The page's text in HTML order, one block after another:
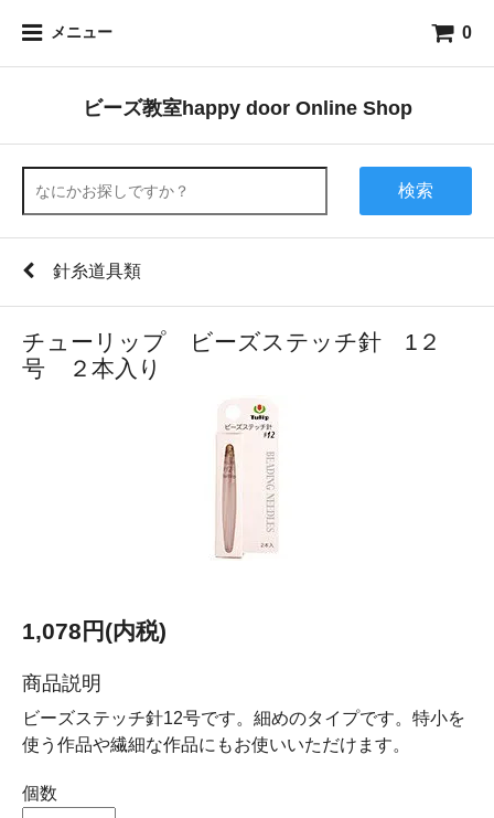
メニュー 0
ビーズ教室happy door Online Shop
検索
針糸道具類
チューリップ ビーズステッチ針 1２
号 ２本入り
1,078円(内税)
商品説明
ビーズステッチ針12号です。細めのタイプです。特小を
使う作品や繊細な作品にもお使いいただけます。
個数